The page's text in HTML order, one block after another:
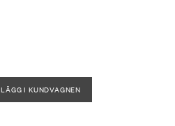
LÄGG I KUNDVAGNEN